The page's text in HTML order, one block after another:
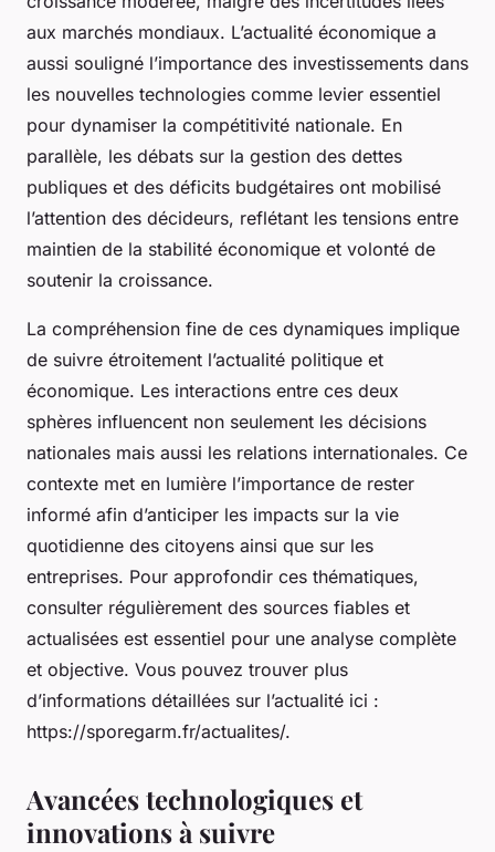
aux marchés mondiaux. L’actualité économique a
aussi souligné l’importance des investissements dans
les nouvelles technologies comme levier essentiel
pour dynamiser la compétitivité nationale. En
parallèle, les débats sur la gestion des dettes
publiques et des déficits budgétaires ont mobilisé
l’attention des décideurs, reflétant les tensions entre
maintien de la stabilité économique et volonté de
soutenir la croissance.
La compréhension fine de ces dynamiques implique
de suivre étroitement l’actualité politique et
économique. Les interactions entre ces deux
sphères influencent non seulement les décisions
nationales mais aussi les relations internationales. Ce
contexte met en lumière l’importance de rester
informé afin d’anticiper les impacts sur la vie
quotidienne des citoyens ainsi que sur les
entreprises. Pour approfondir ces thématiques,
consulter régulièrement des sources fiables et
actualisées est essentiel pour une analyse complète
et objective. Vous pouvez trouver plus
d’informations détaillées sur l’actualité ici :
https://sporegarm.fr/actualites/.
Avancées technologiques et
innovations à suivre